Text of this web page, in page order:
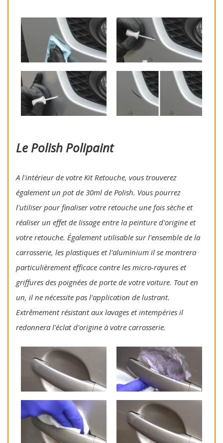
Le Polish Polipaint
A l'intérieur de votre Kit Retouche, vous trouverez
également un pot de 30ml de Polish. Vous pourrez
l'utiliser pour finaliser votre retouche une fois sèche et
réaliser un effet de lissage entre la peinture d'origine et
votre retouche. Également utilisable sur l'ensemble de la
carrosserie, les plastiques et l'aluminium il se montrera
particulièrement efficace contre les micro-rayures et
griffures des poignées de porte de votre voiture. Tout en
un, il ne nécessite pas l'application de lustrant.
Extrêmement résistant aux lavages et intempéries il
redonnera l'éclat d'origine à votre carrosserie.